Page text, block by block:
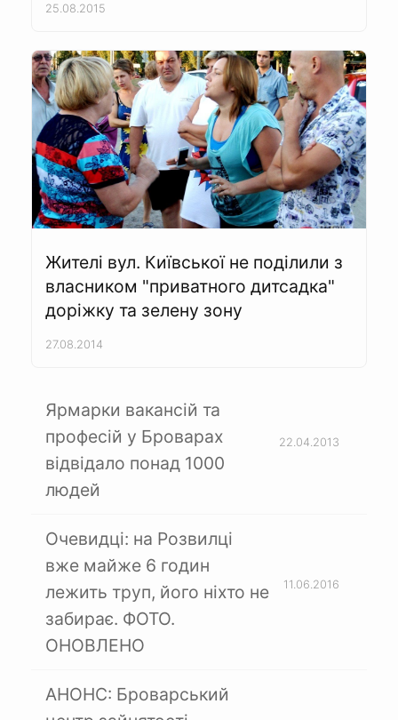
25.08.2015
Жителі вул. Київської не поділили з
власником "приватного дитсадка"
доріжку та зелену зону
27.08.2014
Ярмарки вакансій та
професій у Броварах
відвідало понад 1000
людей
22.04.2013
Очевидці: на Розвилці
вже майже 6 годин
лежить труп, його ніхто не
забирає. ФОТО.
ОНОВЛЕНО
11.06.2016
АНОНС: Броварський